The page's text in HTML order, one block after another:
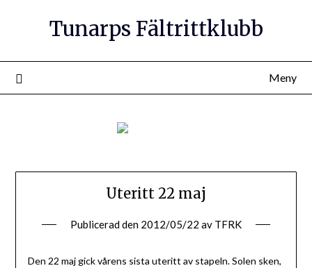
Tunarps Fältrittklubb
Meny
Uteritt 22 maj
Publicerad den 2012/05/22 av TFRK
Den 22 maj gick vårens sista uteritt av stapeln. Solen sken,